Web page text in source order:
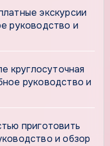
экскурсии
руководство и
круглосуточная
руководство и
приготовить
и обзор